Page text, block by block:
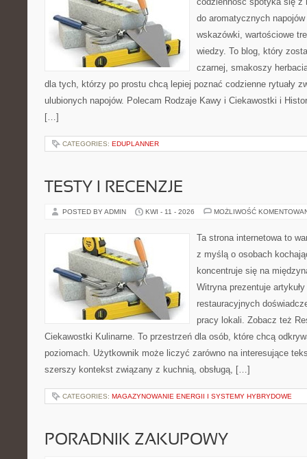
do aromatycznych
wskazówki, wartościowe
wiedzy. To blog, który
czarnej, smakoszy
dla tych, którzy po prostu chcą lepiej poznać codzienne rytuały
ulubionych napojów. Polecam Rodzaje Kawy i Ciekawostki i
[…]
CATEGORIES: EDUPLANNER
TESTY I RECENZJE
POSTED BY ADMIN KWI - 11 - 2026 MOŻLIWOŚĆ
Ta strona internetowa to
z myślą o osobach
koncentruje się na
Witryna prezentuje
restauracyjnych
pracy lokali. Zobacz też
Ciekawostki Kulinarne. To przestrzeń dla osób, które chcą
poziomach. Użytkownik może liczyć zarówno na interesujące
szerszy kontekst związany z kuchnią, obsługą, […]
CATEGORIES: MAGAZYNOWANIE ENERGII I SYSTEMY HYBRYDOWE
PORADNIK ZAKUPOWY